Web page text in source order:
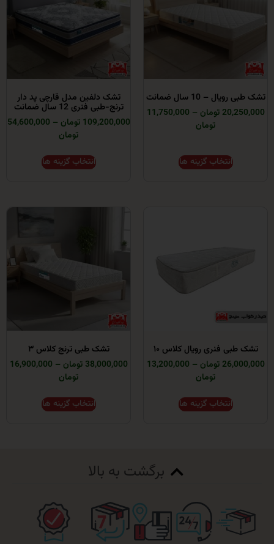
10 سال ضمانت
–
11,750,000
انتخاب گزینه ها
تشک دلفین مدل قارچی پد دار
ترنج-طبی فنری 12 سال ضمانت
109,200,000 تومان
–
54,600,000
انتخاب گزینه ها
فنری رویال کلاس ۱۰
–
13,200,000
انتخاب گزینه ها
تشک طبی ترنج کلاس ۳
38,000,000 تومان
–
16,900,000
انتخاب گزینه ها
برگشت به بالا